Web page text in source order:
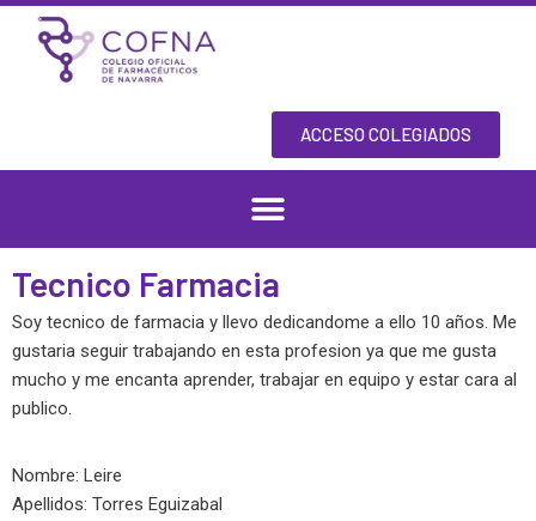
Skip
content
ACCESO COLEGIADOS
Tecnico Farmacia
Soy tecnico de farmacia y llevo dedicandome a ello 10 años. Me
gustaria seguir trabajando en esta profesion ya que me gusta
mucho y me encanta aprender, trabajar en equipo y estar cara al
publico.
Nombre: Leire
Apellidos: Torres Eguizabal